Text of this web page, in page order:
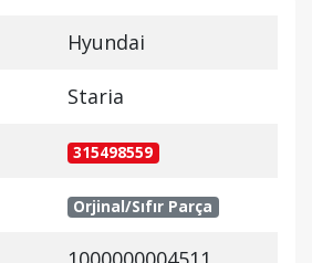
Hyundai
Staria
315498559
Orjinal/Sıfır Parça